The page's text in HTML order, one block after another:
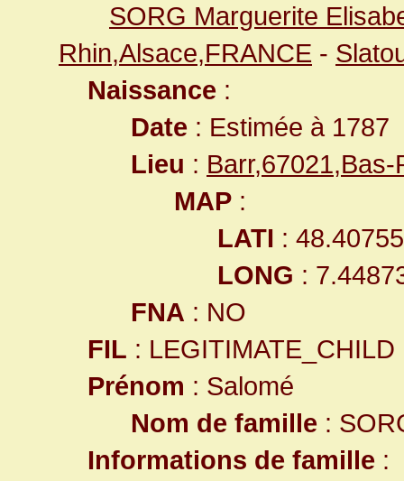
SORG Marguerite
Rhin,Alsace,FRANCE -
Naissance :
Date : Estimée à 1787
Lieu :
MAP :
LATI :
LONG :
FNA : NO
FIL : LEGITIMATE_CHILD
Prénom : Salomé
Nom de famille :
Informations de famille :